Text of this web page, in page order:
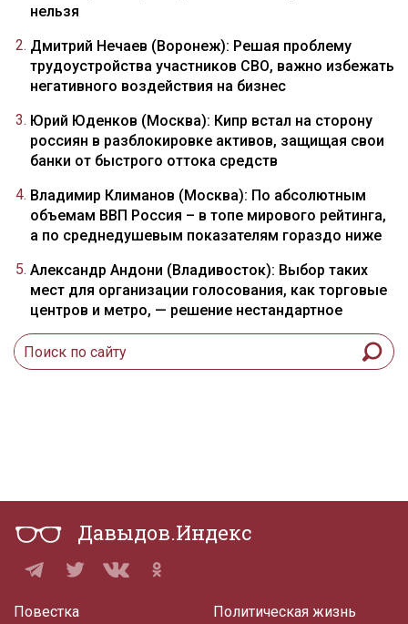
нельзя
Дмитрий Нечаев (Воронеж): Решая проблему
трудоустройства участников СВО, важно избежать
негативного воздействия на бизнес
Юрий Юденков (Москва): Кипр встал на сторону
россиян в разблокировке активов, защищая свои
банки от быстрого оттока средств
Владимир Климанов (Москва): По абсолютным
объемам ВВП Россия – в топе мирового рейтинга,
а по среднедушевым показателям гораздо ниже
Александр Андони (Владивосток): Выбор таких
мест для организации голосования, как торговые
центров и метро, — решение нестандартное
Давыдов.Индекс
Повестка Политическая жизнь